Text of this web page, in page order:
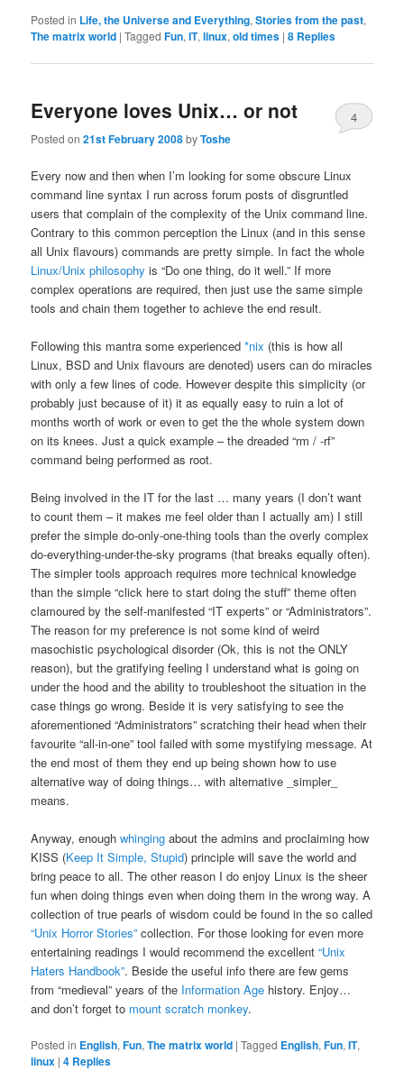
Posted in Life, the Universe and Everything,Stories from the past,
The matrix world |Tagged Fun,IT,linux,old times |8 Replies
Everyone loves Unix… or not
Posted on21st February 2008byToshe
4
Every now and then when I’m looking for some obscure Linux
command line syntax I run across forum posts of disgruntled
users that complain of the complexity of the Unix command line.
Contrary to this common perception the Linux (and in this sense
all Unix flavours) commands are pretty simple. In fact the whole
Linux/Unix philosophy is “Do one thing, do it well.” If more
complex operations are required, then just use the same simple
tools and chain them together to achieve the end result.
Following this mantra some experienced*nix (this is how all
Linux, BSD and Unix flavours are denoted) users can do miracles
with only a few lines of code. However despite this simplicity (or
probably just because of it) it as equally easy to ruin a lot of
months worth of work or even to get the the whole system down
on its knees. Just a quick example – the dreaded “rm / -rf”
command being performed as root.
Being involved in the IT for the last … many years (I don’t want
to count them – it makes me feel older than I actually am) I still
prefer the simple do-only-one-thing tools than the overly complex
do-everything-under-the-sky programs (that breaks equally often).
The simpler tools approach requires more technical knowledge
than the simple “click here to start doing the stuff” theme often
clamoured by the self-manifested “IT experts” or “Administrators”.
The reason for my preference is not some kind of weird
masochistic psychological disorder (Ok, this is not the ONLY
reason), but the gratifying feeling I understand what is going on
under the hood and the ability to troubleshoot the situation in the
case things go wrong. Beside it is very satisfying to see the
aforementioned “Administrators” scratching their head when their
favourite “all-in-one” tool failed with some mystifying message. At
the end most of them they end up being shown how to use
alternative way of doing things… with alternative _simpler_
means.
Anyway, enoughwhinging about the admins and proclaiming how
KISS (Keep It Simple, Stupid) principle will save the world and
bring peace to all. The other reason I do enjoy Linux is the sheer
fun when doing things even when doing them in the wrong way. A
collection of true pearls of wisdom could be found in the so called
“Unix Horror Stories” collection. For those looking for even more
entertaining readings I would recommend the excellent“Unix
Haters Handbook”. Beside the useful info there are few gems
from “medieval” years of the Information Age history. Enjoy…
and don’t forget to mount scratch monkey.
Posted in English,Fun,The matrix world |Tagged English,Fun,IT,
linux |4 Replies